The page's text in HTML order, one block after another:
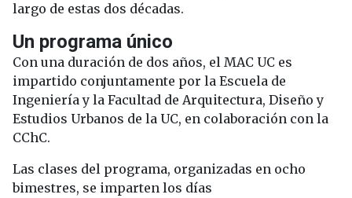
largo de estas dos décadas.
Un programa único
Con una duración de dos años, el MAC UC es
impartido conjuntamente por la Escuela de
Ingeniería y la Facultad de Arquitectura, Diseño y
Estudios Urbanos de la UC, en colaboración con la
CChC.
Las clases del programa, organizadas en ocho
bimestres, se imparten los días